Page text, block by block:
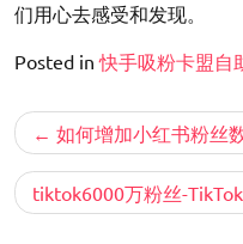
们用心去感受和发现。
Posted in快手吸粉卡盟自
文
章
导
如何增加小红书粉丝
tiktok6000万粉丝-